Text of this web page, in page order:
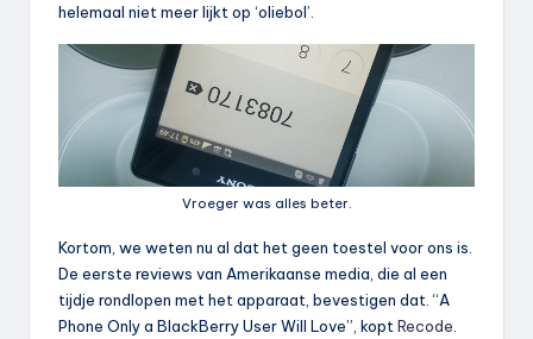
helemaal niet meer lijkt op ‘oliebol’.
Vroeger was alles beter.
Kortom, we weten nu al dat het geen toestel voor ons is.
De eerste reviews van Amerikaanse media, die al een
tijdje rondlopen met het apparaat, bevestigen dat. “A
Phone Only a BlackBerry User Will Love”, kopt Recode